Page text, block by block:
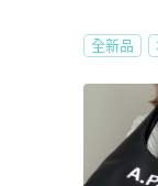
全新品